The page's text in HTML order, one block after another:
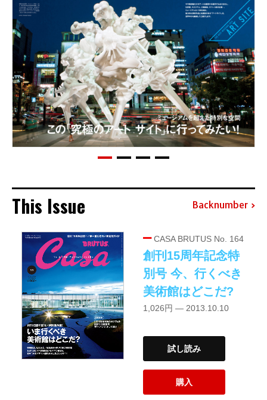
This Issue Backnumber
CASA BRUTUS No. 164
創刊15周年記念特
別号 今、行くべき
美術館はどこだ?
1,026円 — 2013.10.10
試し読み
購入